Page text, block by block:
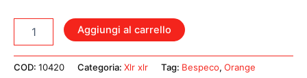
EAMB1000
XLR
Aggiungi al carrello
COD: 10420 Categoria: Xlr xlr Tag: Bespeco, Orange